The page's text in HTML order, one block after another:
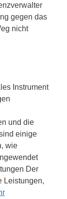
gegen das
nicht
Instrument
und die
einige
wie
Der
Leistungen,